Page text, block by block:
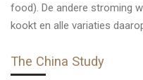
food). De andere stroming
kookt en alle variaties
The China Study